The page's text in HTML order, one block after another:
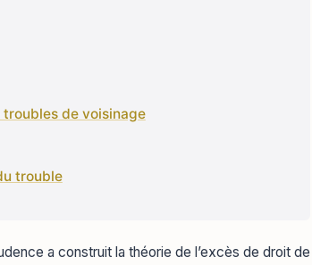
troubles de voisinage
trouble
a construit la théorie de l’excès de droit de